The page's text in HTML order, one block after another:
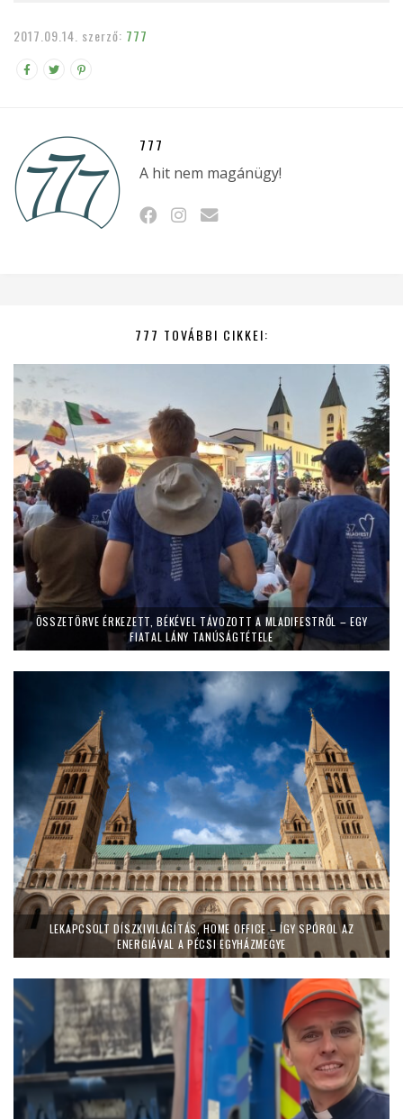
2017.09.14. szerző: 777
777
A hit nem magánügy!
777 TOVÁBBI CIKKEI:
ÖSSZETÖRVE ÉRKEZETT, BÉKÉVEL TÁVOZOTT A MLADIFESTRŐL – EGY
FIATAL LÁNY TANÚSÁGTÉTELE
LEKAPCSOLT DÍSZKIVILÁGÍTÁS, HOME OFFICE – ÍGY SPÓROL AZ
ENERGIÁVAL A PÉCSI EGYHÁZMEGYE